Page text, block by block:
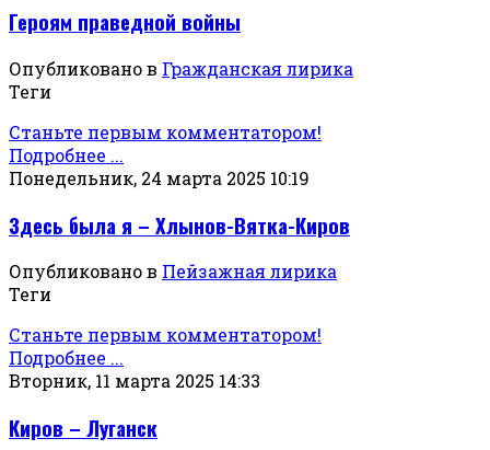
Героям праведной войны
Опубликовано в Гражданская лирика
Теги
Станьте первым комментатором!
Подробнее ...
Понедельник, 24 марта 2025 10:19
Здесь была я – Хлынов-Вятка-Киров
Опубликовано в Пейзажная лирика
Теги
Станьте первым комментатором!
Подробнее ...
Вторник, 11 марта 2025 14:33
Киров – Луганск